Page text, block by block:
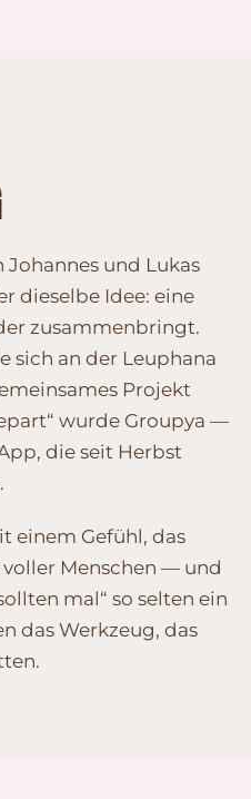
und Lukas
dieselbe Idee: eine
zusammenbringt.
sich an der Leuphana
Projekt
wurde Groupya —
die seit Herbst
einem Gefühl, das
Menschen — und
mal“ so selten ein
das Werkzeug, das